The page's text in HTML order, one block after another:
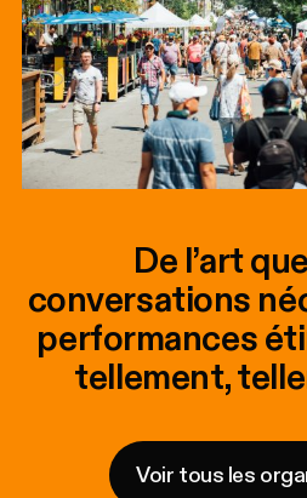
De l’art
conversations
performances
tellement,
Voir tous les